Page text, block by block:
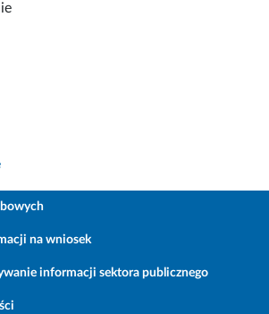
na wniosek
informacji sektora publicznego